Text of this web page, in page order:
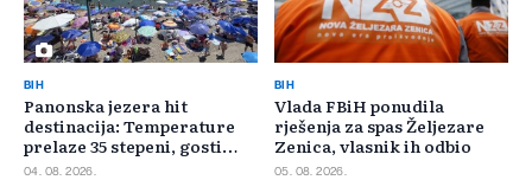
BIH
Panonska jezera hit
destinacija: Temperature
prelaze 35 stepeni, gosti
pristižu iz cijele regije
04. 08. 2026.
BIH
Vlada FBiH ponudila
rješenja za spas Željezare
Zenica, vlasnik ih odbio
05. 08. 2026.